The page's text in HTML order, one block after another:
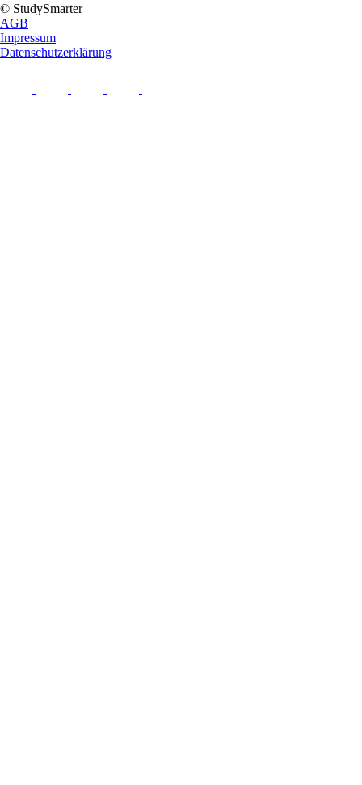
© StudySmarter
AGB
Impressum
Datenschutzerklärung